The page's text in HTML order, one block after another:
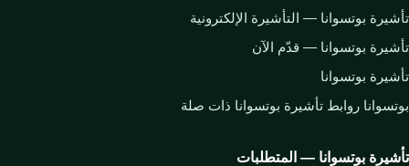
تأشيرة بوتسوانا — التأشيرة الإلكترونية
تأشيرة بوتسوانا — قدّم الآن
تأشيرة بوتسوانا
بوتسوانا روابط تأشيرة بوتسوانا ذات صلة
تأشيرة بوتسوانا — المتطلبات